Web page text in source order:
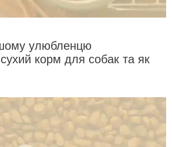
улюбленцю
сухий корм для собак та як